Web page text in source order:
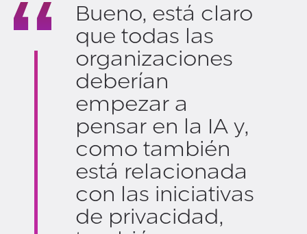
Bueno, está claro
que todas las
organizaciones
deberían
empezar a
pensar en la IA y,
como también
está relacionada
con las iniciativas
de privacidad,